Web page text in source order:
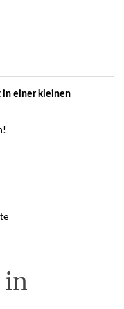
in einer kleinen
in